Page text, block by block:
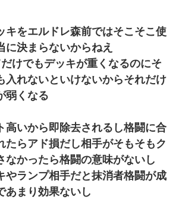
キをエルドレ森前ではそこそこ使
に決まらないからねえ
けでもデッキが重くなるのにそ
入れないといけないからそれだけ
弱くなる
高いから即除去されるし格闘に合
たらアド損だし相手がそもそもク
なかったら格闘の意味がないし
やランプ相手だと抹消者格闘が成
あまり効果ないし